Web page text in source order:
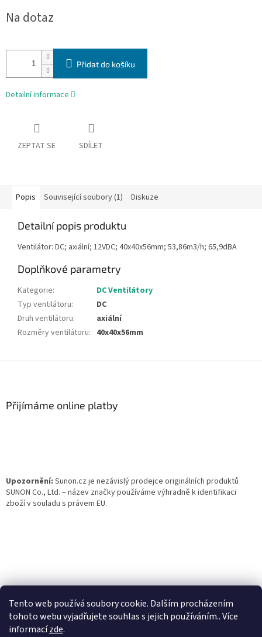
Tento web používá soubory cookie. Dalším procházením
tohoto webu vyjadřujete souhlas s jejich používáním.. Více
informacízde.
cena:
Na dotaz
Přidat do košíku
Detailní informace
ZEPTAT SE SDÍLET
Popis Související soubory (1) Diskuze
Detailní popis produktu
Ventilátor: DC; axiální; 12VDC; 40x40x56mm; 53,86m3/h; 65,9dBA
Doplňkové parametry
Kategorie:
DC Ventilátory
Typ ventilátoru:
DC
Druh ventilátoru:
axiální
Rozměry ventilátoru: 40x40x56mm
Přijímáme online platby
Upozornění: Sunon.cz je nezávislý prodejce originálních produktů
SUNON Co., Ltd. – název značky používáme výhradně k identifikaci
zboží v souladu s právem EU.